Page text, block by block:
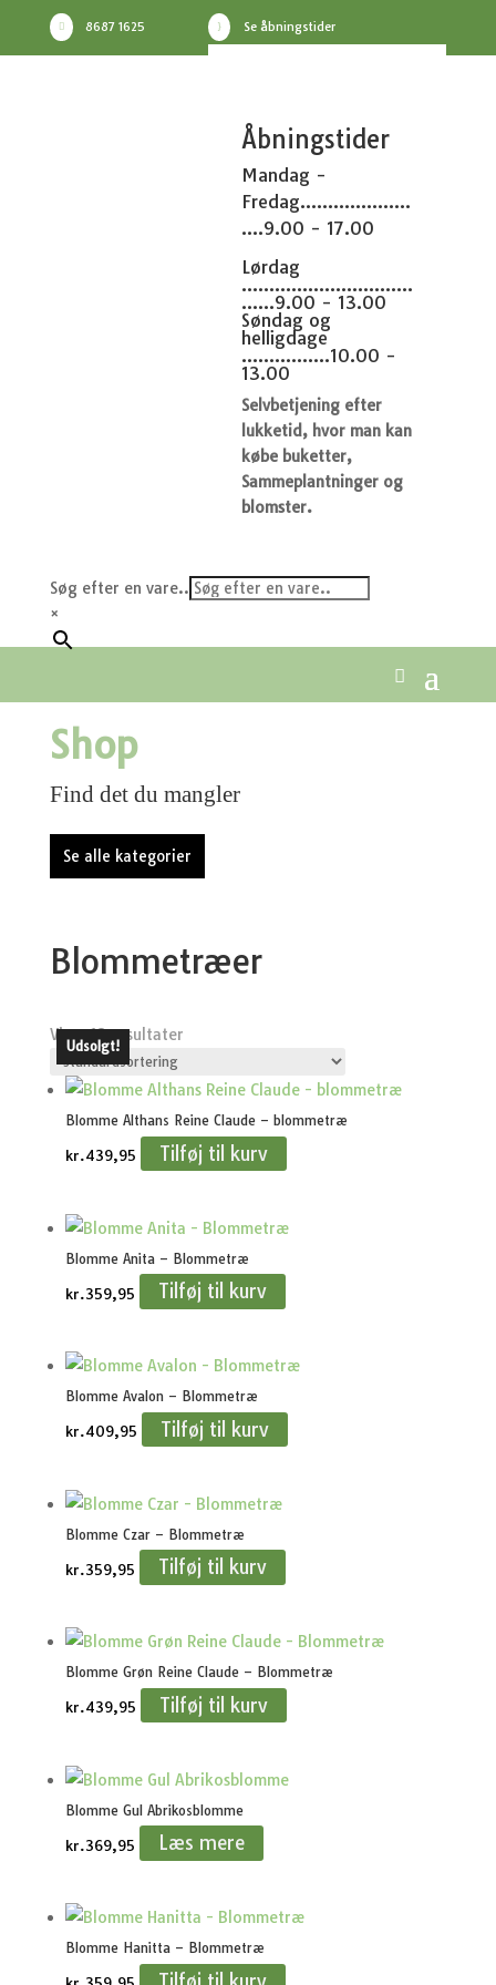
 8687 1625 } Se åbningstider
Åbningstider
Mandag -
Fredag....................
....9.00 - 17.00
Lørdag
...............................
......9.00 - 13.00
Søndag og
helligdage
................10.00 -
13.00
Selvbetjening efter
lukketid, hvor man kan
købe buketter,
Sammeplantninger og
blomster.
Søg efter en vare..
×
Shop
Find det du mangler
Se alle kategorier
Blommetræer
Viser 18 resultater
Blomme Althans Reine Claude – blommetræ
kr.439,95 Tilføj til kurv
Blomme Anita – Blommetræ
kr.359,95 Tilføj til kurv
Blomme Avalon – Blommetræ
kr.409,95 Tilføj til kurv
Blomme Czar – Blommetræ
kr.359,95 Tilføj til kurv
Blomme Grøn Reine Claude – Blommetræ
kr.439,95 Tilføj til kurv
Udsolgt!
Blomme Gul Abrikosblomme
kr.369,95 Læs mere
Blomme Hanitta – Blommetræ